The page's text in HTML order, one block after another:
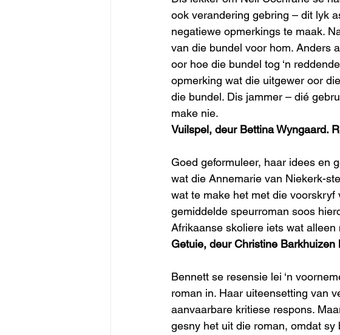
ook verandering gebring – dit lyk
negatiewe opmerkings te maak.
van die bundel voor hom. Anders
oor hoe die bundel tog ‘n
opmerking wat die uitgewer oor
die bundel. Dis jammer – dié
make nie.
Vuilspel, deur Bettina Wyngaard.
Goed geformuleer, haar idees en
wat die Annemarie van Niekerk-
wat te make het met die voorskryf
gemiddelde speurroman soos
Afrikaanse skoliere iets wat alleen
Getuie, deur Christine
Bennett se resensie lei ‘n
roman in. Haar uiteensetting van
aanvaarbare kritiese respons.
gesny het uit die roman, omdat